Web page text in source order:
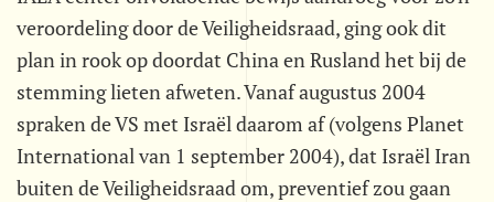
veroordeling door de Veiligheidsraad, ging ook dit
plan in rook op doordat China en Rusland het bij de
stemming lieten afweten. Vanaf augustus 2004
spraken de VS met Israël daarom af (volgens Planet
International van 1 september 2004), dat Israël Iran
buiten de Veiligheidsraad om, preventief zou gaan